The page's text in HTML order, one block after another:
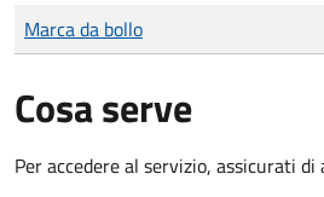
Tipo di pagamento
Importo
Marca da bollo
Cosa serve
Per accedere al servizio, assicurati di